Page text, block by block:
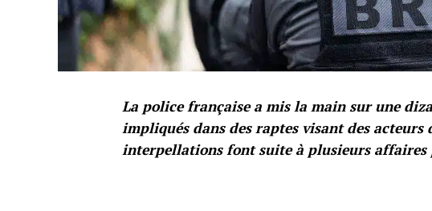
La police française a mis la main sur une
impliqués dans des raptes visant des acteurs
interpellations font suite à plusieurs